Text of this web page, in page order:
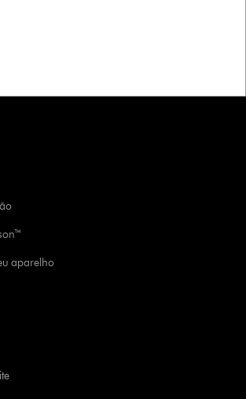
aparelho